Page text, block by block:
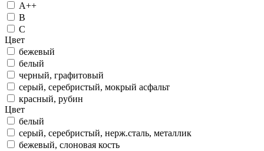
А++
B
C
Цвет
бежевый
белый
черный, графитовый
серый, серебристый, мокрый асфальт
красный, рубин
Цвет
белый
серый, серебристый, нерж.сталь, металлик
бежевый, слоновая кость